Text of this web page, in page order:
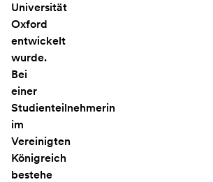
Universität
Oxford
entwickelt
wurde.
Bei
einer
Studienteilnehmerin
im
Vereinigten
Königreich
bestehe